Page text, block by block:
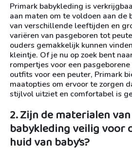
Primark babykleding is
aan maten om te voldoen aan de
van verschillende leeftijden en
variëren van pasgeboren tot
ouders gemakkelijk kunnen
kleintje. Of je nu op zoek bent
rompertjes voor een
outfits voor een peuter, Primark
maatopties om ervoor te zorgen
stijlvol uitziet en comfortabel is
2. Zijn de materialen
babykleding veilig voor
huid van baby’s?